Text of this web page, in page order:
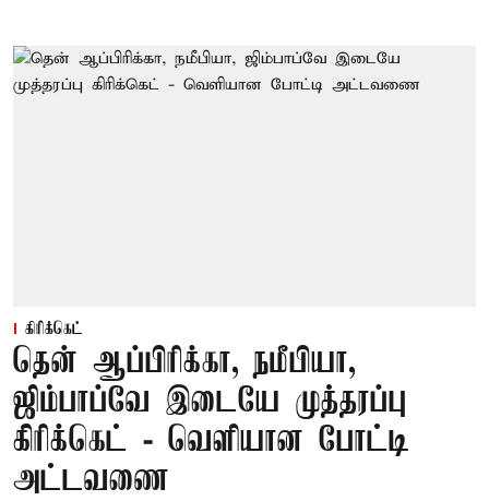
கிரிக்கெட்
தென் ஆப்பிரிக்கா, நமீபியா,
ஜிம்பாப்வே இடையே முத்தரப்பு
கிரிக்கெட் - வெளியான போட்டி
அட்டவணை